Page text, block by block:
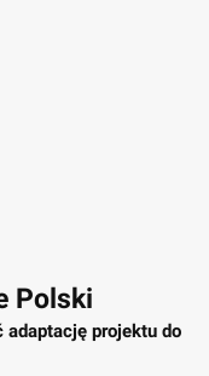
Polski
projektu do